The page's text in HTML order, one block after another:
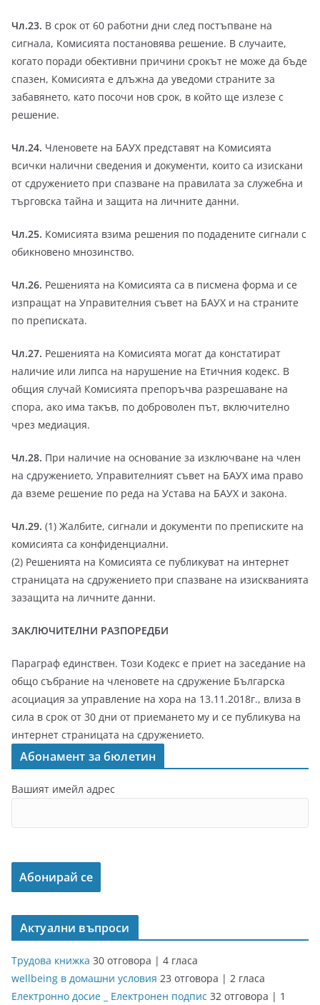
Чл.23. В срок от 60 работни дни след постъпване на
сигнала, Комисията постановява решение. В случаите,
когато поради обективни причини срокът не може да бъде
спазен, Комисията е длъжна да уведоми страните за
забавянето, като посочи нов срок, в който ще излезе с
решение.
Чл.24. Членовете на БАУХ представят на Комисията
всички налични сведения и документи, които са изискани
от сдружението при спазване на правилата за служебна и
търговска тайна и защита на личните данни.
Чл.25. Комисията взима решения по подадените сигнали с
обикновено мнозинство.
Чл.26. Решенията на Комисията са в писмена форма и се
изпращат на Управителния съвет на БАУХ и на страните
по преписката.
Чл.27. Решенията на Комисията могат да констатират
наличие или липса на нарушение на Етичния кодекс. В
общия случай Комисията препоръчва разрешаване на
спора, ако има такъв, по доброволен път, включително
чрез медиация.
Чл.28. При наличие на основание за изключване на член
на сдружението, Управителният съвет на БАУХ има право
да вземе решение по реда на Устава на БАУХ и закона.
Чл.29. (1) Жалбите, сигнали и документи по преписките на
комисията са конфиденциални.
(2) Решенията на Комисията се публикуват на интернет
страницата на сдружението при спазване на изискванията
зазащита на личните данни.
ЗАКЛЮЧИТЕЛНИ РАЗПОРЕДБИ
Параграф единствен. Този Кодекс е приет на заседание на
общо събрание на членовете на сдружение Българска
асоциация за управление на хора на 13.11.2018г., влиза в
сила в срок от 30 дни от приемането му и се публикува на
интернет страницата на сдружението.
Абонамент за бюлетин
Вашият имейл адрес
Актуални въпроси
Трудова книжка 30 отговора | 4 гласа
wellbeing в домашни условия 23 отговора | 2 гласа
Електронно досие _ Електронен подпис 32 отговора | 1